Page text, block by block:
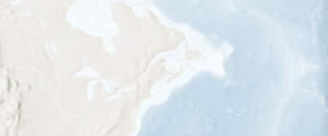
individualmente (alta
precisión)
Ave monitoreada
individualmente (baja